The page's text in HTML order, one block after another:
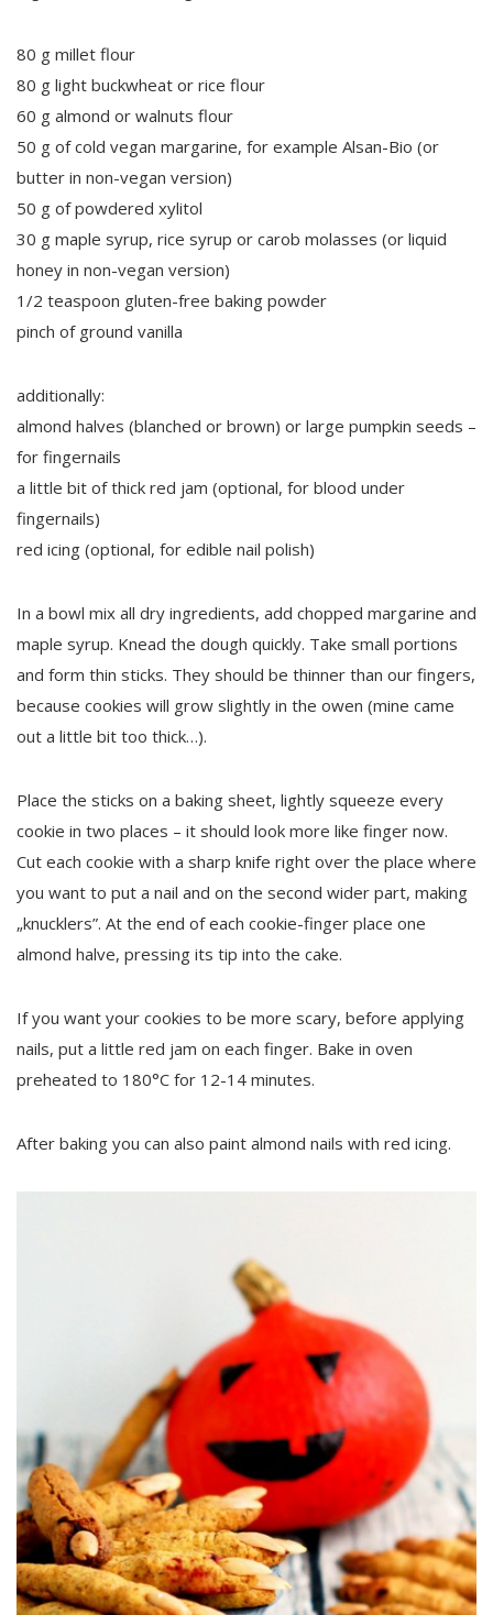
80 g millet flour
80 g light buckwheat or rice flour
60 g almond or walnuts flour
50 g of cold vegan margarine, for example Alsan-Bio (or
butter in non-vegan version)
50 g of powdered xylitol
30 g maple syrup, rice syrup or carob molasses (or liquid
honey in non-vegan version)
1/2 teaspoon gluten-free baking powder
pinch of ground vanilla
additionally:
almond halves (blanched or brown) or large pumpkin seeds –
for fingernails
a little bit of thick red jam (optional, for blood under
fingernails)
red icing (optional, for edible nail polish)
In a bowl mix all dry ingredients, add chopped margarine and
maple syrup. Knead the dough quickly. Take small portions
and form thin sticks. They should be thinner than our fingers,
because cookies will grow slightly in the owen (mine came
out a little bit too thick…).
Place the sticks on a baking sheet, lightly squeeze every
cookie in two places – it should look more like finger now.
Cut each cookie with a sharp knife right over the place where
you want to put a nail and on the second wider part, making
„knucklers”. At the end of each cookie-finger place one
almond halve, pressing its tip into the cake.
If you want your cookies to be more scary, before applying
nails, put a little red jam on each finger. Bake in oven
preheated to 180°C for 12-14 minutes.
After baking you can also paint almond nails with red icing.